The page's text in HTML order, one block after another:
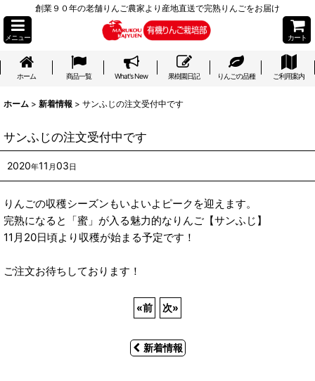
創業９０年の老舗りんご農家より産地直送で完熟りんごをお届け
メニュー カート
ホーム 商品一覧 What's New 果樹園日記 りんごの品種 ご利用案内
ホーム > 新着情報 > サンふじの注文受付中です
サンふじの注文受付中です
2020年11 月03日
りんごの収穫シーズンもいよいよピークを迎えます。
完熟になると「蜜」が入る魅力的なりんご【サンふじ】
11月20日頃より収穫が始まる予定です！
ご注文お待ちしております！
«前 次»
新着情報